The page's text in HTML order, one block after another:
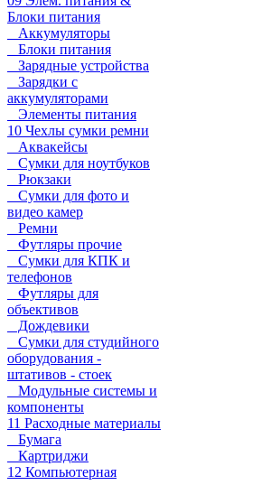
Блоки питания
Аккумуляторы
Блоки питания
Зарядные устройства
Зарядки с
аккумуляторами
Элементы питания
10 Чехлы сумки ремни
Аквакейсы
Сумки для ноутбуков
Рюкзаки
Сумки для фото и
видео камер
Ремни
Футляры прочие
Сумки для КПК и
телефонов
Футляры для
объективов
Дождевики
Сумки для студийного
оборудования -
штативов - стоек
Модульные системы и
компоненты
11 Расходные материалы
Бумага
Картриджи
12 Компьютерная